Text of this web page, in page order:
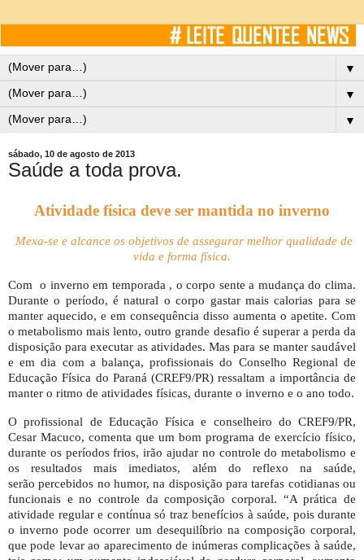
▼
▼
▼
sábado, 10 de agosto de 2013
Saúde a toda prova.
Atividade física deve ser mantida no inverno
Mexa-se e alcance os objetivos de assegurar melhor qualidade de
vida e forma física.
Com o inverno em temporada , o corpo sente a mudança do clima.
Durante o período, é natural o corpo gastar mais calorias para se
manter aquecido, e em consequência disso aumenta o apetite. Com
o metabolismo mais lento, outro grande desafio é superar a perda da
disposição para executar as atividades. Mas para se manter saudável
e em dia com a balança, profissionais do Conselho Regional de
Educação Física do Paraná (CREF9/PR) ressaltam a importância de
manter o ritmo de atividades físicas, durante o inverno e o ano todo.
O profissional de Educação Física e conselheiro do CREF9/PR,
Cesar Macuco, comenta que um bom programa de exercício físico,
durante os períodos frios, irão ajudar no controle do metabolismo e
os resultados mais imediatos, além do reflexo na saúde,
serão percebidos no humor, na disposição para tarefas cotidianas ou
funcionais e no controle da composição corporal. “A prática de
atividade regular e contínua só traz benefícios à saúde, pois durante
o inverno pode ocorrer um desequilíbrio na composição corporal,
que pode levar ao aparecimento de inúmeras complicações à saúde,